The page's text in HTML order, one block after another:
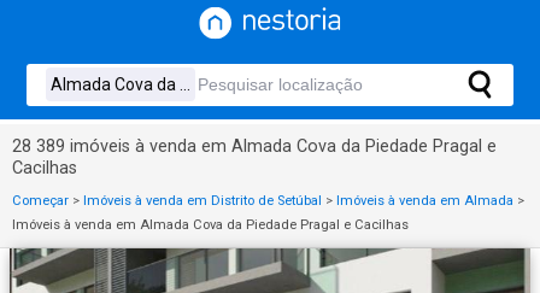
28 389 imóveis à venda em Almada Cova da Piedade Pragal e
Cacilhas
Começar > Imóveis à venda em Distrito de Setúbal > Imóveis à venda em Almada >
Imóveis à venda em Almada Cova da Piedade Pragal e Cacilhas